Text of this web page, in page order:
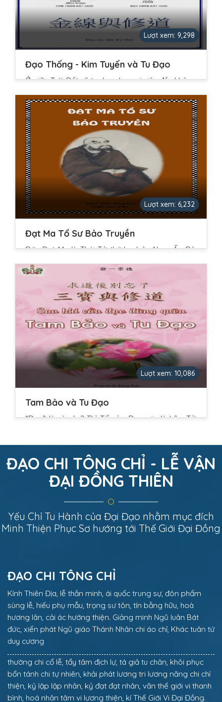
Lượt xem: 9,298
Đạo Thống - Kim Tuyến và Tu Đạo
Ở giữa Trời Đất vũ trụ bao la, mọi việc đều không
nó, như vậy chính là cái phép tắc trong thiên
nhiên, huống hồ chi sự lưu truyền của Đạo mạch,
cũng có những số lý của thiên nhiên, quyền hành
về cái “sanh” và cái “tử” trong vũ trụ. Lão tử có
nói: “Đại Đạo vô hình sinh dục Thiên Địa, Đại Đạo
vô tình vận hành nhật nguyệt, Đại Đạo vô danh
trưởng dưỡng vạn vật, ......
Lượt xem: 6,232
Đạt Ma Tổ Sư Bảo Truyền
Đức Đạt Ma là Thái Tử thứ ba bên Nam Ấn Độ,
thành Tây Phương Nhị Thập Bát Tổ. Kim liên bảo
tọa, bất luyến Thánh cảnh, bi thế mẫn nhân, ưu
thiên giới nguyên nhân. Ngài đến đông thổ truyền
chơn không diệu dụng độ chúng sinh. Không
dùng văn tự, chỉ khẩu truyền tâm thụ, vì nhìn thấy
chúng sinh không tỉnh ngộ, khó mà biết được
diệu lý. Chợt thấy khí......
Lượt xem: 10,086
Tam Bảo và Tu Đạo
“Đạo” là gì vậy? Thỉ Tổ của Đạo gia là Lão Tử,
nhật nguyệt; Đại Đạo vô danh, trưởng dưỡng vạn
vật.” Nói đơn giản hơn, “Đạo” là Chủ Tể và căn
nguyên sanh Thiên sanh Địa sanh vạn sự vạn vật
trong vũ trụ này, cũng là chân lý duy nhất trong
giữa vũ trụ. Tại trên thân người, chính là bộ não
nhân loại chúng ta có thể suy nghĩ, là một điểm
linh căn đó mà thân này có thể hoạt động, cũng
là bổn lai diện mục của chúng ta đến từ Thượng
ĐẠO CHI TÔNG CHỈ - LỄ VẬN
ĐẠI ĐỒNG THIÊN
Yếu Chỉ Tu Hành của Đại Đạo nhằm mục đích
Minh Thiện Phục Sơ hướng tới Thế Giới Đại Đồng
ĐẠO CHI TÔNG CHỈ
Kính Thiên Địa, lễ thần minh, ái quốc trung sự, đôn phẩm
sùng lễ, hiếu phụ mẫu, trọng sư tôn, tín bằng hữu, hoà
hương lân, cải ác hướng thiện. Giảng minh Ngũ luân Bát
đức, xiển phát Ngũ giáo Thánh Nhân chi áo chỉ, Khác tuân tứ
duy cương
thường chi cổ lễ, tẩy tâm địch lự, tá giả tu chân, khôi phục
bổn tánh chi tự nhiên, khải phát lương tri lương năng chi chí
thiện, kỷ lập lập nhân, kỷ đạt đạt nhân, vãn thế giới vi thanh
bình, hoá nhân tâm vi lương thiện, kí Thế Giới Vi Đại Đồng.